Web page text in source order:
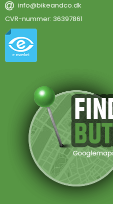
info@bikeandco.dk
CVR-nummer: 36397861